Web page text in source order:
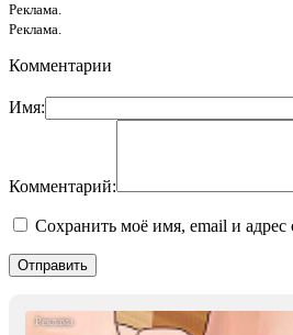
Реклама.
Реклама.
Комментарии
Имя:
Комментарий:
Сохранить моё имя, email и